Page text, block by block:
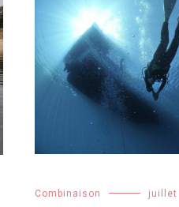
Combinaison juillet